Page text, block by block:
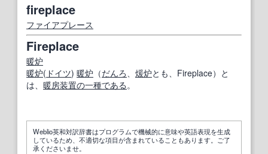
fireplace
ファイアプレース
Fireplace
暖炉
暖炉( ドイツ) 暖炉 （だんろ、 煖炉とも、Fireplace）と
は、 暖房装置の一種である。
Weblio英和対訳辞書はプログラムで機械的に意味や英語表現を生成
しているため、不適切な項目が含まれていることもあります。ご了
承くださいませ。